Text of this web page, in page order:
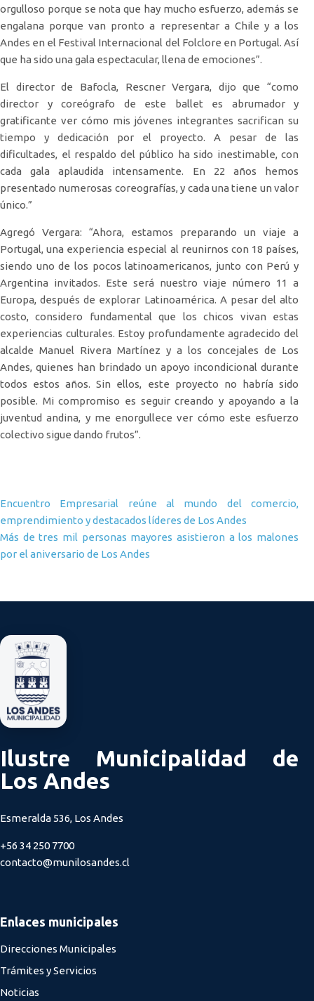
orgulloso porque se nota que hay mucho esfuerzo, además se
engalana porque van pronto a representar a Chile y a los
Andes en el Festival Internacional del Folclore en Portugal. Así
que ha sido una gala espectacular, llena de emociones”.
El director de Bafocla, Rescner Vergara, dijo que “como
director y coreógrafo de este ballet es abrumador y
gratificante ver cómo mis jóvenes integrantes sacrifican su
tiempo y dedicación por el proyecto. A pesar de las
dificultades, el respaldo del público ha sido inestimable, con
cada gala aplaudida intensamente. En 22 años hemos
presentado numerosas coreografías, y cada una tiene un valor
único.”
Agregó Vergara: “Ahora, estamos preparando un viaje a
Portugal, una experiencia especial al reunirnos con 18 países,
siendo uno de los pocos latinoamericanos, junto con Perú y
Argentina invitados. Este será nuestro viaje número 11 a
Europa, después de explorar Latinoamérica. A pesar del alto
costo, considero fundamental que los chicos vivan estas
experiencias culturales. Estoy profundamente agradecido del
alcalde Manuel Rivera Martínez y a los concejales de Los
Andes, quienes han brindado un apoyo incondicional durante
todos estos años. Sin ellos, este proyecto no habría sido
posible. Mi compromiso es seguir creando y apoyando a la
juventud andina, y me enorgullece ver cómo este esfuerzo
colectivo sigue dando frutos”.
Navegación de entradas
Encuentro Empresarial reúne al mundo del comercio,
emprendimiento y destacados líderes de Los Andes
Más de tres mil personas mayores asistieron a los malones
por el aniversario de Los Andes
Ilustre Municipalidad de
Los Andes
Esmeralda 536, Los Andes
+56 34 250 7700
contacto@munilosandes.cl
Enlaces municipales
Direcciones Municipales
Trámites y Servicios
Noticias